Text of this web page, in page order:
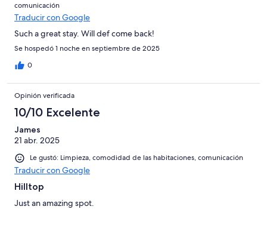
comunicación
Traducir con Google
Such a great stay. Will def come back!
Se hospedó 1 noche en septiembre de 2025
0
Opinión verificada
10/10 Excelente
James
21 abr. 2025
Le gustó: Limpieza, comodidad de las habitaciones, comunicación
Traducir con Google
Hilltop
Just an amazing spot.